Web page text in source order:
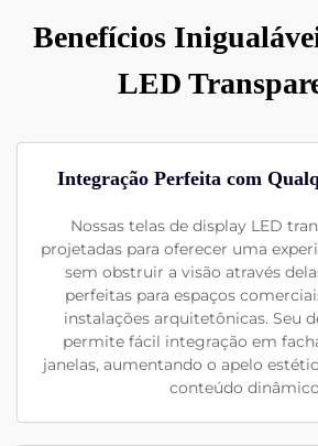
Benefícios
LED
Integração Perfeita com
Nossas telas de display LED
projetadas para oferecer uma
sem obstruir a visão através
perfeitas para espaços
instalações arquitetônicas. Seu
permite fácil integração em
janelas, aumentando o apelo
conteúdo